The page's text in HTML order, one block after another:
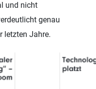
und nicht
genau
letzten Jahre.